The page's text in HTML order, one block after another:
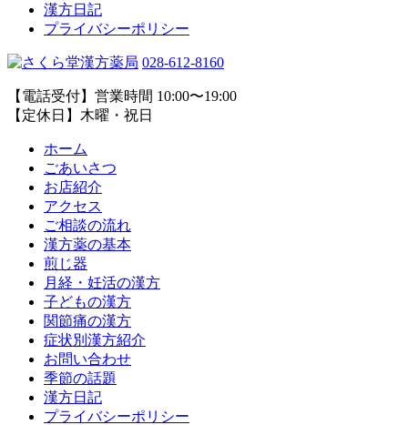
漢方日記
プライバシーポリシー
028-612-8160
【電話受付】営業時間 10:00〜19:00
【定休日】木曜・祝日
ホーム
ごあいさつ
お店紹介
アクセス
ご相談の流れ
漢方薬の基本
煎じ器
月経・妊活の漢方
子どもの漢方
関節痛の漢方
症状別漢方紹介
お問い合わせ
季節の話題
漢方日記
プライバシーポリシー